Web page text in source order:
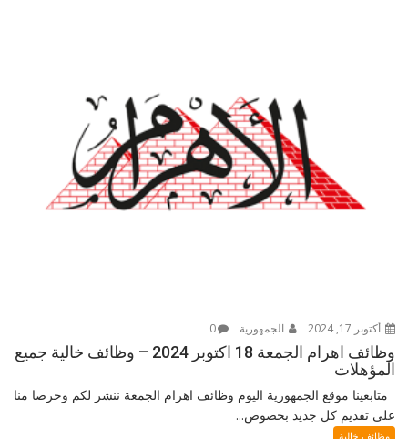
أكتوبر 17, 2024 الجمهورية 0
وظائف اهرام الجمعة 18 اكتوبر 2024 – وظائف خالية جميع
المؤهلات
متابعينا موقع الجمهورية اليوم وظائف اهرام الجمعة ننشر لكم وحرصا منا
على تقديم كل جديد بخصوص...
وظائف خالية